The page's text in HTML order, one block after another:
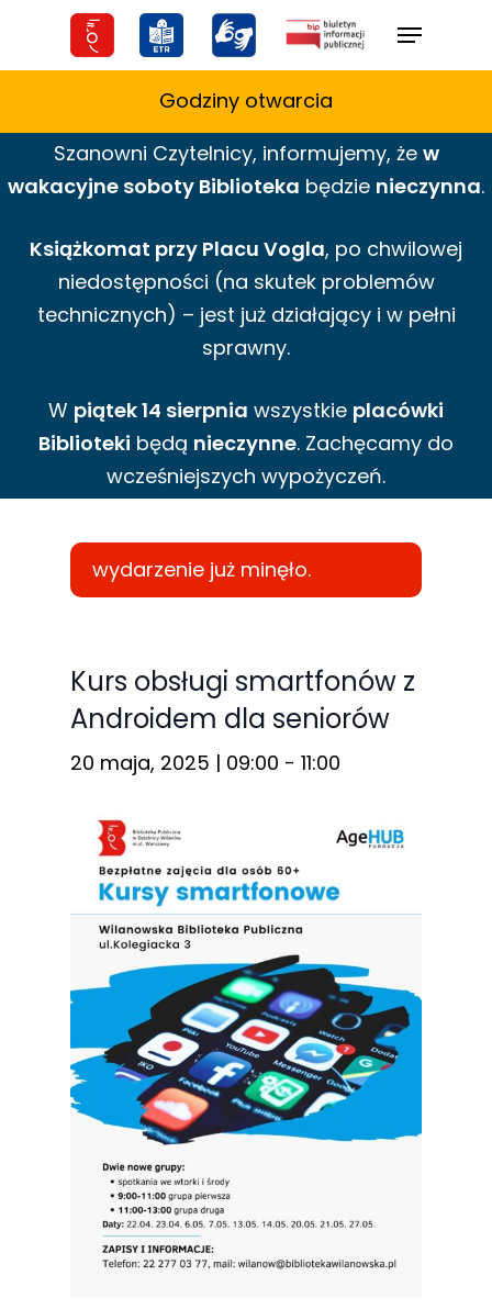
Menu
Godziny otwarcia
Szanowni Czytelnicy, informujemy, że w
wakacyjne soboty Biblioteka będzie nieczynna.
Książkomat przy Placu Vogla, po chwilowej
niedostępności (na skutek problemów
technicznych) – jest już działający i w pełni
sprawny.
W piątek 14 sierpnia wszystkie placówki
Biblioteki będą nieczynne. Zachęcamy do
wcześniejszych wypożyczeń.
wydarzenie już minęło.
Kurs obsługi smartfonów z
Androidem dla seniorów
20 maja, 2025 | 09:00 - 11:00
Te pliki cookie
nie są
opcjonalne. Są
one potrzebne
funkcjonowania
internetowej.
Statystyka
Abyśmy mogli
funkcjonalność
i strukturę
strony
internetowej,
na podstawie
strona jest
używana.